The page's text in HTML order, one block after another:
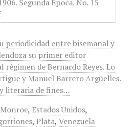
periodicidad entre bisemanal y
su primer editor
régimen de Bernardo Reyes. Lo
y Manuel Barrero Argüelles.
literaria de fines…
, Estados Unidos,
, Plata, Venezuela